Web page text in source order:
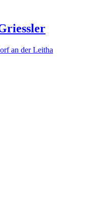
an der Leitha